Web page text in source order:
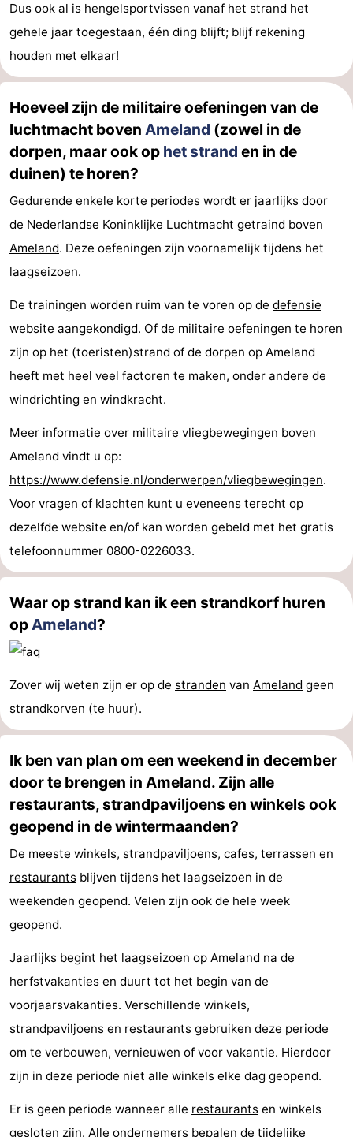
Wadlopen
Eten
en
drinken
Zeehonden
Vuurtoren
Evenementen
Praktisch
Forum
Route
-
Boot
Waddenhoppen
Reisboekenwinkel
Nieuws
adressen
Regio
Friesland
-
-
Schiermonnikoog
-
Vlieland
-
Texel
Weer
Contact
Dus ook al is hengelsportvissen vanaf het strand het
gehele jaar toegestaan, één ding blijft; blijf rekening
houden met elkaar!
Hoeveel zijn de militaire oefeningen van de
luchtmacht boven Ameland (zowel in de
dorpen, maar ook op het strand en in de
duinen) te horen?
Gedurende enkele korte periodes wordt er jaarlijks door
de Nederlandse Koninklijke Luchtmacht getraind boven
Ameland. Deze oefeningen zijn voornamelijk tijdens het
laagseizoen.
De trainingen worden ruim van te voren op de defensie
website aangekondigd. Of de militaire oefeningen te horen
zijn op het (toeristen)strand of de dorpen op Ameland
heeft met heel veel factoren te maken, onder andere de
windrichting en windkracht.
Meer informatie over militaire vliegbewegingen boven
Ameland vindt u op:
https://www.defensie.nl/onderwerpen/vliegbewegingen.
Voor vragen of klachten kunt u eveneens terecht op
dezelfde website en/of kan worden gebeld met het gratis
telefoonnummer 0800-0226033.
Waar op strand kan ik een strandkorf huren
opAmeland?
Zover wij weten zijn er op de stranden van Ameland geen
strandkorven (te huur).
Ik ben van plan om een weekend in december
door te brengen in Ameland. Zijn alle
restaurants, strandpaviljoens en winkels ook
geopend in de wintermaanden?
De meeste winkels, strandpaviljoens, cafes, terrassen en
restaurants blijven tijdens het laagseizoen in de
weekenden geopend. Velen zijn ook de hele week
geopend.
Jaarlijks begint het laagseizoen op Ameland na de
herfstvakanties en duurt tot het begin van de
voorjaarsvakanties. Verschillende winkels,
strandpaviljoens en restaurants gebruiken deze periode
om te verbouwen, vernieuwen of voor vakantie. Hierdoor
zijn in deze periode niet alle winkels elke dag geopend.
Er is geen periode wanneer alle restaurants en winkels
gesloten zijn. Alle ondernemers bepalen de tijdelijke